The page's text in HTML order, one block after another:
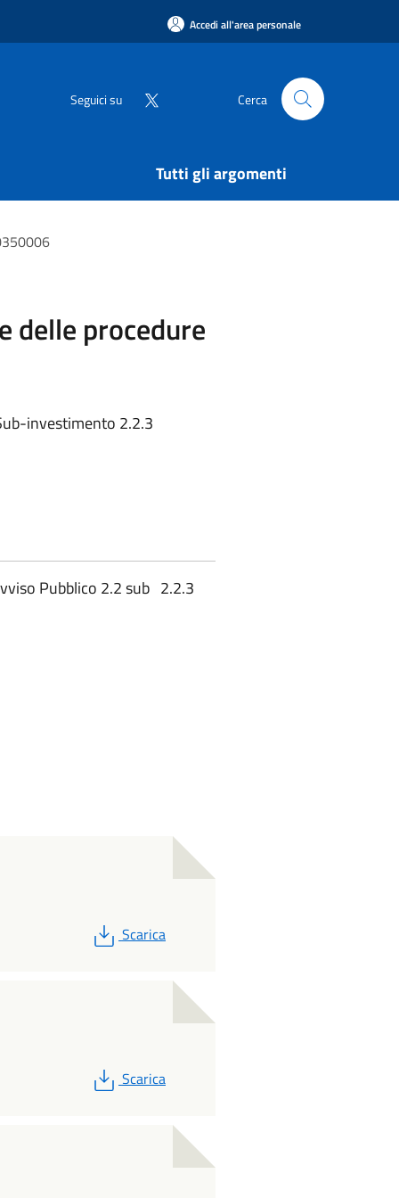
Accedi all'area personale
Seguici su Cerca
Tutti gli argomenti
delle procedure
investimento 2.2.3
Pubblico 2.2 sub 2.2.3
PDF
Scarica
PDF
Scarica